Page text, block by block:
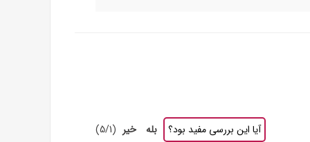
آیا این بررسی مفید بود؟ بله خیر (
5/1
)